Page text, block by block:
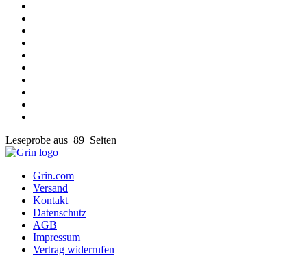
Leseprobe aus 89 Seiten
Grin.com
Versand
Kontakt
Datenschutz
AGB
Impressum
Vertrag widerrufen